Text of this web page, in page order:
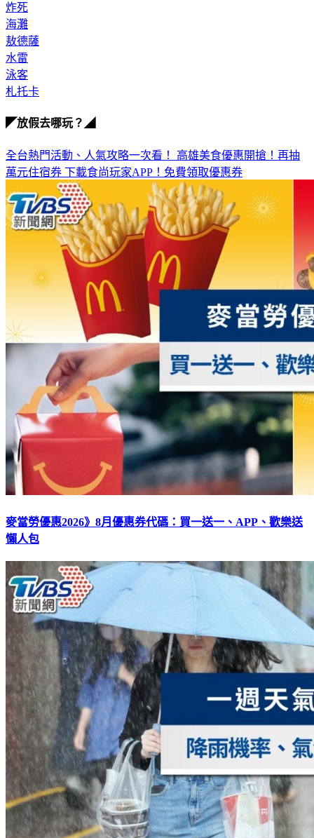
炸死
海灘
敖德薩
水雷
泳客
札托卡
◤放假去哪玩？◢
全台熱門活動、人氣攻略一次看！ 高雄美食優惠開搶！再抽
萬元住宿券 下載食尚玩家APP！免費領取優惠券
麥當勞優惠2026》8月優惠券代碼：買一送一、APP、歡樂送
懶人包